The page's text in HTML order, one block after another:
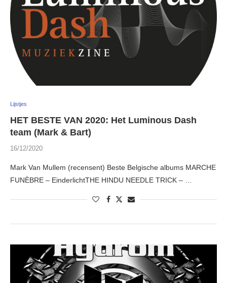
Lijstjes
HET BESTE VAN 2020: Het Luminous Dash
team (Mark & Bart)
16/12/2020
Mark Van Mullem (recensent) Beste Belgische albums MARCHE
FUNÈBRE – EinderlichtTHE HINDU NEEDLE TRICK – …